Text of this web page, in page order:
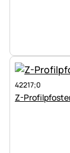
42217;0
Z-